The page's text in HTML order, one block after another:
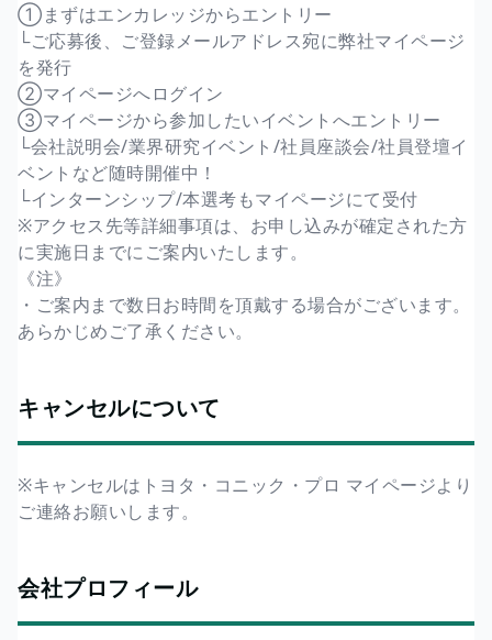
①まずはエンカレッジからエントリー
└ご応募後、ご登録メールアドレス宛に弊社マイページ
を発行
②マイページへログイン
③マイページから参加したいイベントへエントリー
└会社説明会/業界研究イベント/社員座談会/社員登壇イ
ベントなど随時開催中！
└インターンシップ/本選考もマイページにて受付
※アクセス先等詳細事項は、お申し込みが確定された方
に実施日までにご案内いたします。
《注》
・ご案内まで数日お時間を頂戴する場合がございます。
あらかじめご了承ください。
キャンセルについて
※キャンセルはトヨタ・コニック・プロ マイページより
ご連絡お願いします。
会社プロフィール